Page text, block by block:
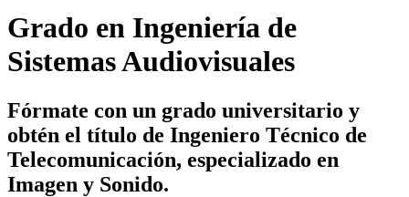
Grado en Ingeniería de
Sistemas Audiovisuales
Fórmate con un grado universitario y
obtén el título de Ingeniero Técnico de
Telecomunicación, especializado en
Imagen y Sonido.